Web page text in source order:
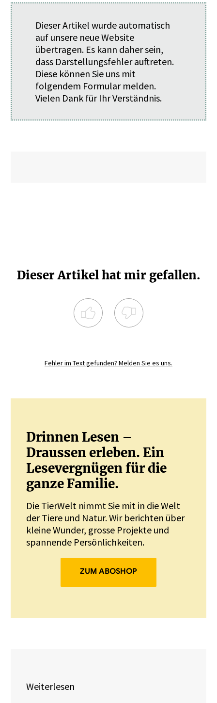
Dieser Artikel wurde automatisch
auf unsere neue Website
übertragen. Es kann daher sein,
dass Darstellungsfehler auftreten.
Diese können Sie uns mit
folgendem Formularmelden.
Vielen Dank für Ihr Verständnis.
Dieser Artikel hat mir gefallen.
Fehler im Text gefunden? Melden Sie es uns.
Drinnen Lesen –
Draussen erleben. Ein
Lesevergnügen für die
ganze Familie.
Die TierWelt nimmt Sie mit in die Welt
der Tiere und Natur. Wir berichten über
kleine Wunder, grosse Projekte und
spannende Persönlichkeiten.
ZUM ABOSHOP
Weiterlesen